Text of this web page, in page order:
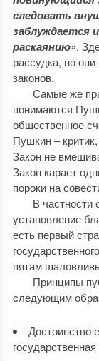
следовать
заблуждается
раскаянию».
рассудка, но
законов.
Самые же
понимаются
общественное
Пушкин –
Закон не
Закон карает
пороки на
В частности
установление
есть первый
пятам
Принципы
следующим
Достоинство